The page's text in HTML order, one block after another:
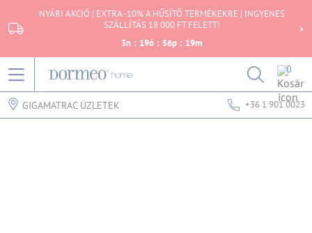
NYÁRI AKCIÓ | EXTRA -10% A HŰSÍTŐ TERMÉKEKRE | INGYENES
SZÁLLÍTÁS 18 000 FT FELETT!
3n : 19ó : 56p : 19m
0
GIGAMATRAC ÜZLETEK +36 1 901 0023